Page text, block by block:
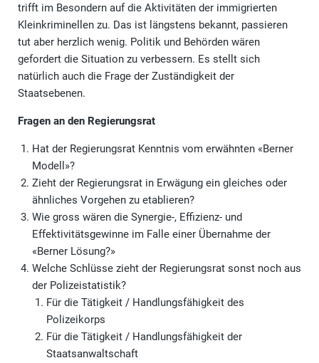
trifft im Besondern auf die Aktivitäten der immigrierten
Kleinkriminellen zu. Das ist längstens bekannt, passieren
tut aber herzlich wenig. Politik und Behörden wären
gefordert die Situation zu verbessern. Es stellt sich
natürlich auch die Frage der Zuständigkeit der
Staatsebenen.
Fragen an den Regierungsrat
Hat der Regierungsrat Kenntnis vom erwähnten «Berner
Modell»?
Zieht der Regierungsrat in Erwägung ein gleiches oder
ähnliches Vorgehen zu etablieren?
Wie gross wären die Synergie-, Effizienz- und
Effektivitätsgewinne im Falle einer Übernahme der
«Berner Lösung?»
Welche Schlüsse zieht der Regierungsrat sonst noch aus
der Polizeistatistik?
Für die Tätigkeit / Handlungsfähigkeit des
Polizeikorps
Für die Tätigkeit / Handlungsfähigkeit der
Staatsanwaltschaft